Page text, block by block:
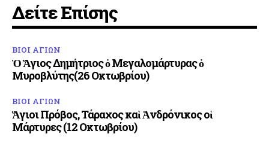
Δείτε Επίσης
ΒΙΟΙ ΑΓΙΩΝ
Ὁ Ἅγιος Δημήτριος ὁ Μεγαλομάρτυρας ὁ
Μυροβλύτης(26 Οκτωβρίου)
ΒΙΟΙ ΑΓΙΩΝ
Ἅγιοι Πρόβος, Τάραχος καὶ Ἀνδρόνικος οἱ
Μάρτυρες (12 Οκτωβρίου)